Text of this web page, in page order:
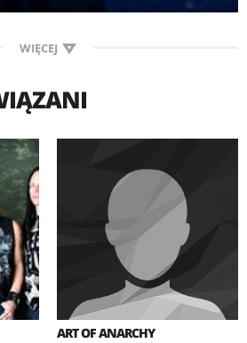
WIĘCEJ
ART OF ANARCHY